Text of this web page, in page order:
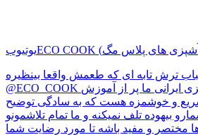
یوتیوب
ترش تابه ای که طعمش واقعا بینظیره!
@ECO_COOK دوستان عزیز کانال آشپزی ایرانی ما پر از آموزش
و خوشمزه هست که به سادگی توضیح
بیهوده تلف نمیکنه و ما تمام تلاشمونو
مختصر و مفید باشه تا مورد رضایت شما